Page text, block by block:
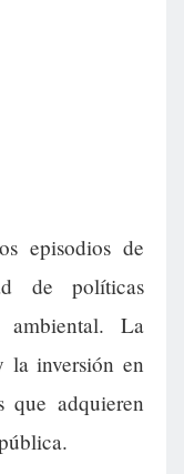
episodios de
de políticas
ambiental. La
la inversión en
que adquieren